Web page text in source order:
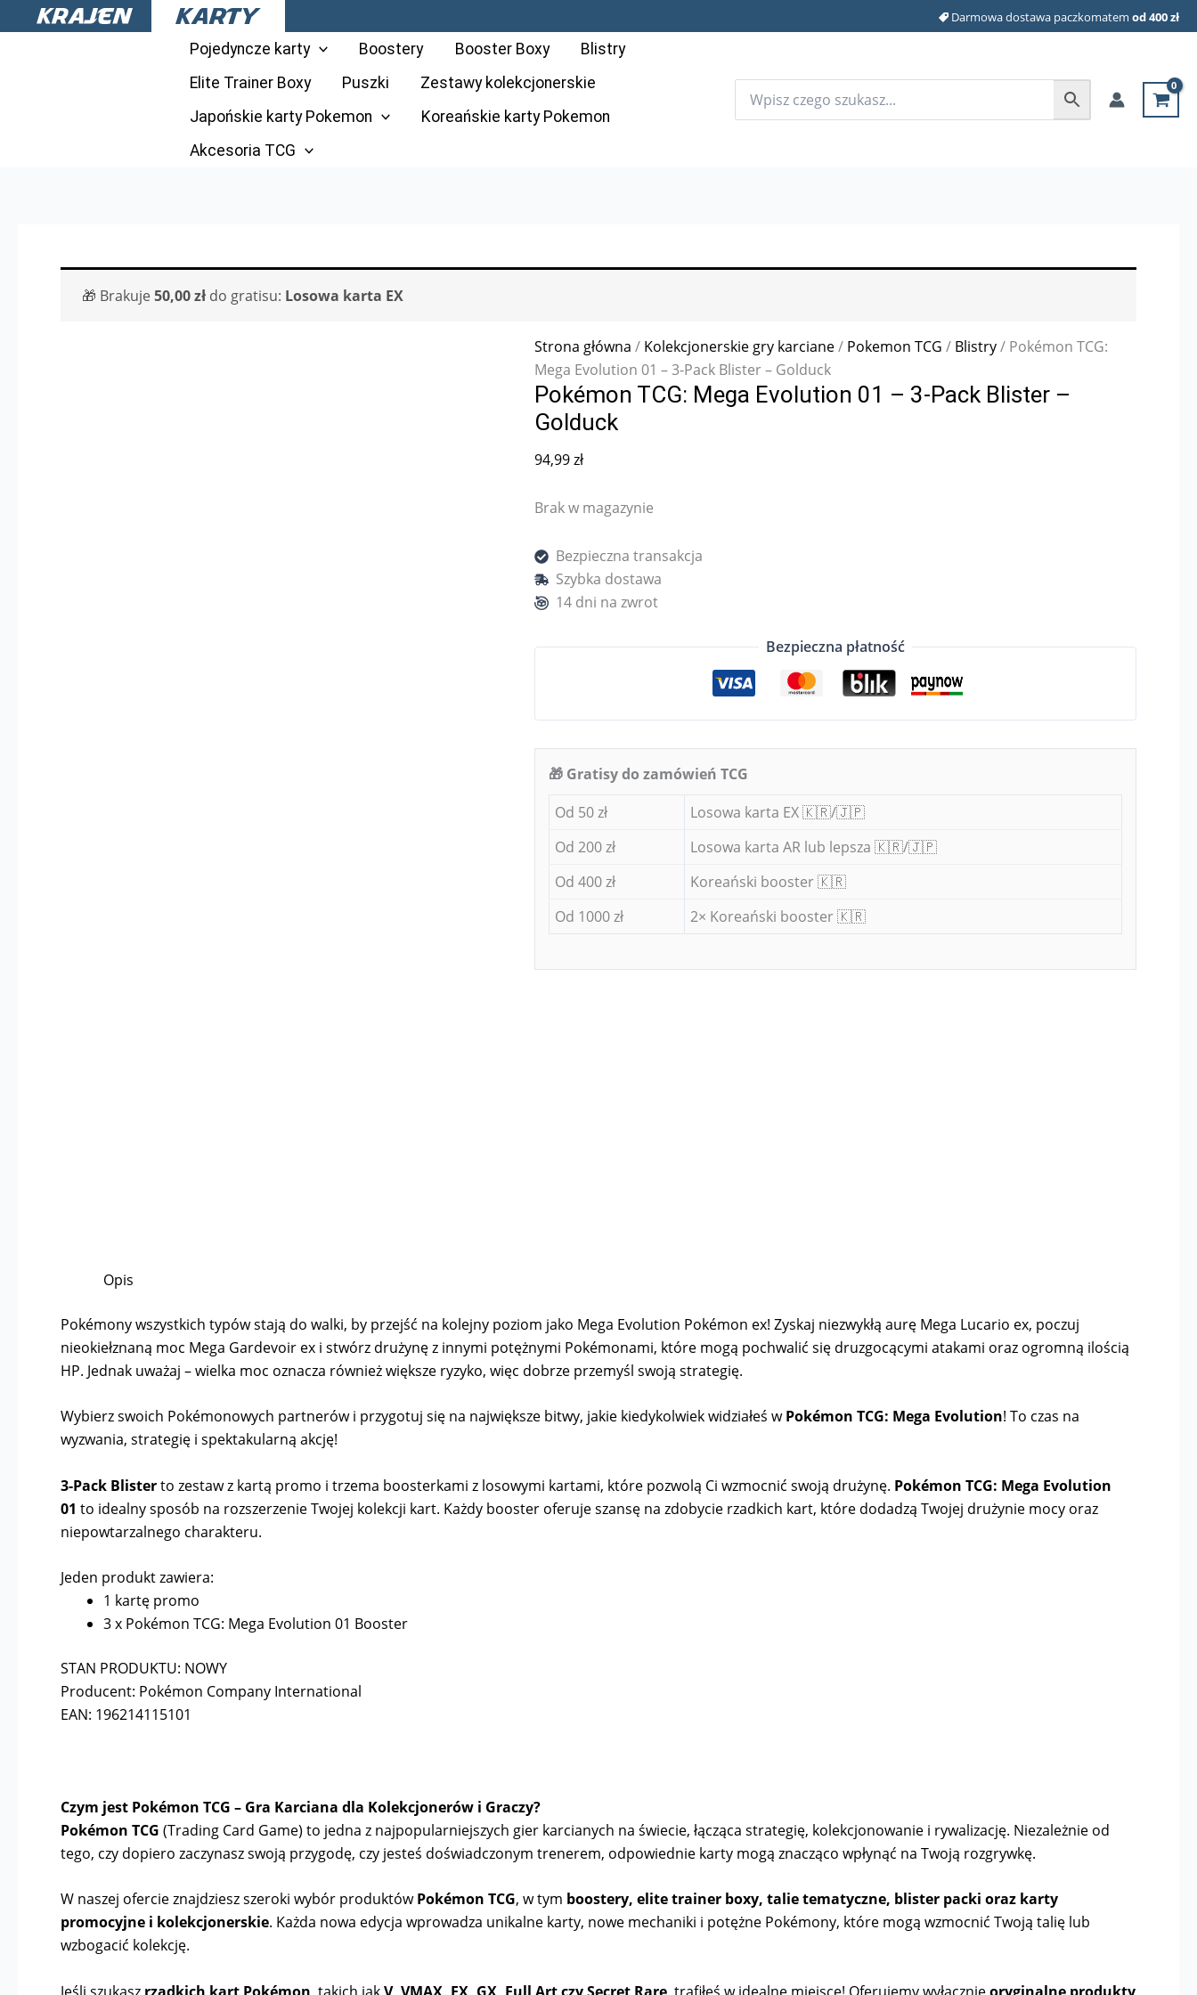
Przejdź
do
Darmowa dostawa paczkomatem od 400 zł
Pojedyncze karty Boostery Booster Boxy
Blistry
Elite Trainer Boxy
Puszki
Zestawy kolekcjonerskie
Japońskie karty Pokemon
Koreańskie karty Pokemon
Akcesoria TCG
🎁 Brakuje 50,00zł do gratisu: Losowa karta EX
Strona główna / Kolekcjonerskie gry karciane/ Pokemon TCG / Blistry/ Pokémon TCG:
Mega Evolution 01 – 3-Pack Blister – Golduck
Pokémon TCG: Mega Evolution 01 – 3-Pack Blister –
Golduck
94,99zł
Brak w magazynie
Bezpieczna transakcja
Szybka dostawa
14 dni na zwrot
Bezpieczna płatność
🎁 Gratisy do zamówień TCG
Od 50 zł
Losowa karta EX 🇰🇷/🇯🇵
Od 200 zł
Losowa karta AR lub lepsza 🇰🇷/🇯🇵
Od 400 zł
Koreański booster 🇰🇷
Od 1000 zł
2× Koreański booster 🇰🇷
Opis
Pokémony wszystkich typów stają do walki, by przejść na kolejny poziom jako Mega Evolution Pokémon ex! Zyskaj niezwykłą aurę Mega Lucario ex, poczuj
nieokiełznaną moc Mega Gardevoir ex i stwórz drużynę z innymi potężnymi Pokémonami, które mogą pochwalić się druzgocącymi atakami oraz ogromną ilością
HP. Jednak uważaj – wielka moc oznacza również większe ryzyko, więc dobrze przemyśl swoją strategię.
Wybierz swoich Pokémonowych partnerów i przygotuj się na największe bitwy, jakie kiedykolwiek widziałeś wPokémon TCG: Mega Evolution! To czas na
wyzwania, strategię i spektakularną akcję!
3-Pack Blisterto zestaw z kartą promo i trzema boosterkami z losowymi kartami, które pozwolą Ci wzmocnić swoją drużynę. Pokémon TCG: Mega Evolution
01 to idealny sposób na rozszerzenie Twojej kolekcji kart. Każdy booster oferuje szansę na zdobycie rzadkich kart, które dodadzą Twojej drużynie mocy oraz
niepowtarzalnego charakteru.
Jeden produkt zawiera:
1 kartę promo
3 x Pokémon TCG: Mega Evolution 01 Booster
STAN PRODUKTU: NOWY
Producent: Pokémon Company International
EAN: 196214115101
Czym jest Pokémon TCG – Gra Karciana dla Kolekcjonerów i Graczy?
Pokémon TCG (Trading Card Game) to jedna z najpopularniejszych gier karcianych na świecie, łącząca strategię, kolekcjonowanie i rywalizację. Niezależnie od
tego, czy dopiero zaczynasz swoją przygodę, czy jesteś doświadczonym trenerem, odpowiednie karty mogą znacząco wpłynąć na Twoją rozgrywkę.
W naszej ofercie znajdziesz szeroki wybór produktówPokémon TCG, w tym boostery, elite trainer boxy, talie tematyczne, blister packi oraz karty
promocyjne i kolekcjonerskie. Każda nowa edycja wprowadza unikalne karty, nowe mechaniki i potężne Pokémony, które mogą wzmocnić Twoją talię lub
wzbogacić kolekcję.